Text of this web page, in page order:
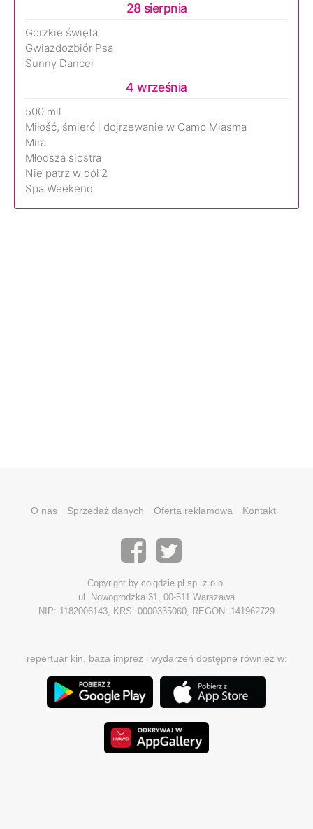
28 sierpnia
Gorzkie święta
Gwiazdozbiór Psa
Sunny Dancer
4 września
500 mil
Miłość, śmierć i dojrzewanie w Camp Miasma
Mira
Młodsza siostra
Nie patrz w dół 2
Spa Weekend
O nas Sprzedaż danych Oferta reklamowa Kontakt
Copyright by coigdzie.pl sp. z o.o.
ul. Nowogrodzka 31, 00-511 Warszawa
NIP: 1182006143, KRS: 0000335060, REGON: 141962729
repertuar kin, baza imprez i wydarzeń dostępne również w: